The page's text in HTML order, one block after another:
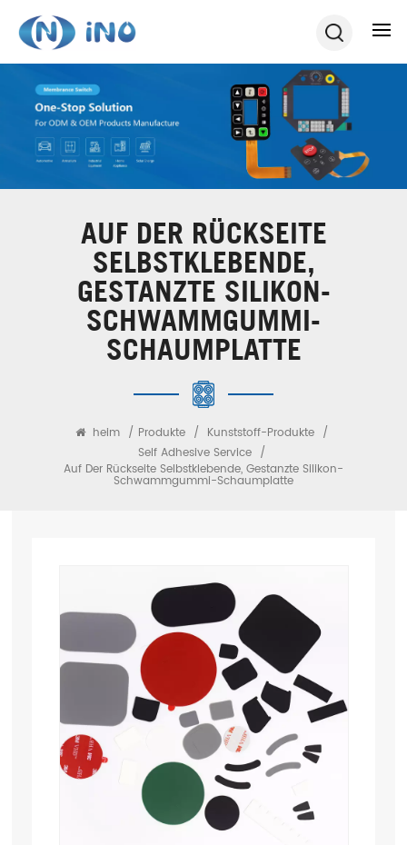
AUF DER RÜCKSEITE
SELBSTKLEBENDE,
GESTANZTE SILIKON-
SCHWAMMGUMMI-
SCHAUMPLATTE
heim / Produkte / Kunststoff-Produkte /
Self Adhesive Service /
Auf Der Rückseite Selbstklebende, Gestanzte Silikon-
Schwammgummi-Schaumplatte